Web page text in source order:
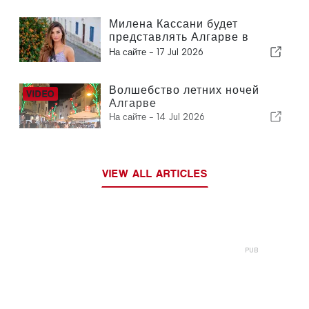
Милена Кассани будет
представлять Алгарве в
финале конкурса «Мисс
На сайте - 17 Jul 2026
Волшебство летних ночей
Алгарве
На сайте - 14 Jul 2026
VIEW ALL ARTICLES